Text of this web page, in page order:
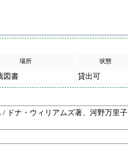
場所 状態
図書 貸出可
ドナ・ウィリアムズ著、河野万里子